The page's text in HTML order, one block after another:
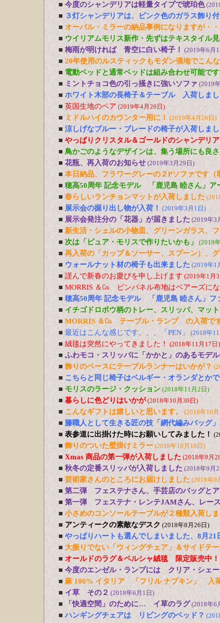
■ 今度のシャンデリアは軽量タイプで琥珀色
■ ３灯シャンデリアは、ピンク色のガラス飾り付
■ オーバル・ミラーの納品事例になりますが・
■ ウイリアムモリス新作・先ずはテキスタイル
■ 梅雨が明ければ 青空に白い椅子！ (2019年6月
■ 20年使用のルスティックもモダン張地でこん
■ 電動ベッドと通常ベッドは組み合わせ可能です
■ ミントチョコ色の引っ掻きに強いソファ (2019
■ ホワイト木部の長椅子＆テーブル 入荷しま
■ 英国生地のベア (2019年4月26日)
■ ミドルハイのカウンター用に！ (2019年4月26日)
■ 涼しげなブルー・ブレードの椅子が入荷しま
■ やっぱりクリスタル＆ゴールドのシャンデリ
■ 鳥かごのようなデザインは、集う場所にも良
■ 花瓶、再入荷のお知らせ (2019年3月29日)
■ 本日納品、フラワーグレーの２Pソファです（
■ 穂高50周年 記念モデル 「鹿児島 睦さん」
■ 春らしいランチョンマットが入荷しました
■ 展示会の掘り出し物が入荷！ (2019年3月1日)
■ 展示会発注分の「花器」が届きました (2019年3
■ 新生活・シェルの小物皿、グリーンガラス、
■ 次は「ピュア・モリスで作りたいかも」 (2019
■ 再入荷の「カップ＆ソーサー、スプーン）、
■ ウォールナット材の椅子も出来ました (2019年1
■ 謹んで新春のお慶びを申し上げます (2019年1月
■ MORRIS ＆㏇ ピンパネル布地はベアーズに
■ 穂高50周年 記念モデル 「鹿児島 睦さん」フ
■ イチゴドロボウ柄のトレー、スリッパ、マッ
■ MORRIS ＆㏇ テーブル・ランプ の入荷で
■ 最近はこんな感じです、、、「PEN」 (2018年
■ 絨毯は突然にやってきました！ (2018年11月17日)
■ ふわモコ・スリッパに「かかと」のあるモデ
■ 飾りのベースにテーブルランナーはいかが？
■ こちらと同じ椅子はベルギー・オランダとか
■ モリスのラージ・クッション (2018年11月2日)
■ 暮らしに色どりはいかが(2018年10月30日)
■ こんなギフトは嬉しいと思います。 (2018年10
■ 籐職人として生きる匠の技「網代編みバッグ
■ 表参道に出掛けた時にお願いしてみました！
■ 飾りのついた壁掛けミラー (2018年10月18日)
■ Xmas 商品の第一弾が入荷しました (2018年9月
■ 秋冬の定番スリッパが入荷しました (2018年9月
■ 芸術家さんのところにお届けしました (2018年9
■ 第二弾 フェステナさん、手芸店のバッグと
■ 第一弾 フェステナ・レンテJAMさん、レー
■ 小さめのコンソールテーブルが２種類入荷し
■ アンティークの素敵なデスク (2018年8月26日)
■ やっぱりハートも選んでしまいました、8月21
■ 大振りでない「ウィングチェア」＆サイドテ
■ オールドのラグ＆ペルシャ絨毯 限定販売中！
■ 今度のエンゼル・ランプには クリア・シェ
■ 麻 100% イタリア 「フリル ナプキン」 入
■ イ草 その２ (2018年6月1日)
■ 「快適空間」のために… イ草のラグ (2018年6
■ ハンギングチェアは リビングのベッド？